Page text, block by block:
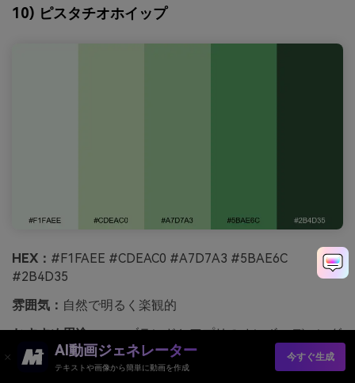
10) ピスタチオホイップ
HEX： #F1FAEE #CDEAC0 #A7D7A3 #5BAE6C
#2B4D35
雰囲気： 自然で明るく楽観的
おすすめ用途：エコブランドとアプリのオンボーディング
新鮮な庭の野菜を加えた柔らかいピスタチオクリームは、
AI動画ジェネレーター
テキストや画像から簡単に動画を作成
今すぐ生成